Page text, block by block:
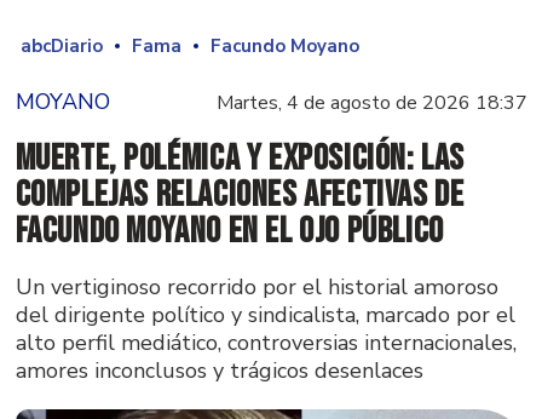
abcDiario Fama Facundo Moyano
MOYANO Martes, 4 de agosto de 2026 18:37
Muerte, polémica y exposición: las
complejas relaciones afectivas de
Facundo Moyano en el ojo público
Un vertiginoso recorrido por el historial amoroso
del dirigente político y sindicalista, marcado por el
alto perfil mediático, controversias internacionales,
amores inconclusos y trágicos desenlaces